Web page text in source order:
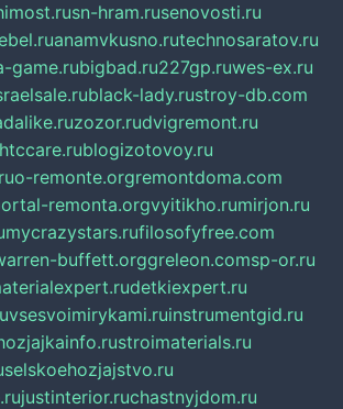
sn-hram.rusenovosti.ru
anamvkusno.rutechnosaratov.ru
game.rubigbad.ru227gp.ruwes-ex.ru
black-lady.rustroy-db.com
zozor.rudvigremont.ru
htccare.rublogizotovoy.ru
o-remonte.orgremontdoma.com
remonta.orgvyitikho.rumirjon.ru
mycrazystars.rufilosofyfree.com
buffett.orggreleon.comsp-or.ru
detkiexpert.ru
vsesvoimirykami.ruinstrumentgid.ru
stroimaterials.ru
selskoehozjajstvo.ru
justinterior.ruchastnyjdom.ru